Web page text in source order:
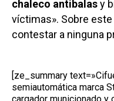
chaleco antibalasy
víctimas». Sobre
contestar a ninguna
[ze_summary
semiautomática marca